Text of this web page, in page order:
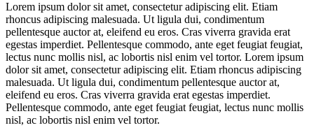
Lorem ipsum dolor sit amet, consectetur adipiscing elit. Etiam
rhoncus adipiscing malesuada. Ut ligula dui, condimentum
pellentesque auctor at, eleifend eu eros. Cras viverra gravida erat
egestas imperdiet. Pellentesque commodo, ante eget feugiat feugiat,
lectus nunc mollis nisl, ac lobortis nisl enim vel tortor. Lorem ipsum
dolor sit amet, consectetur adipiscing elit. Etiam rhoncus adipiscing
malesuada. Ut ligula dui, condimentum pellentesque auctor at,
eleifend eu eros. Cras viverra gravida erat egestas imperdiet.
Pellentesque commodo, ante eget feugiat feugiat, lectus nunc mollis
nisl, ac lobortis nisl enim vel tortor.